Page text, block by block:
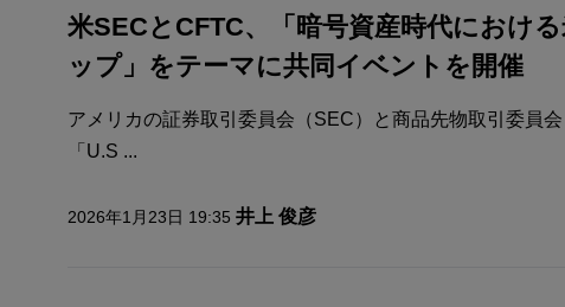
米SECとCFTC、「暗号資産時代におけ
ップ」をテーマに共同イベントを開催
アメリカの証券取引委員会（SEC）と商品先物取引委員
「U.S ...
2026年1月23日 19:35 井上 俊彦